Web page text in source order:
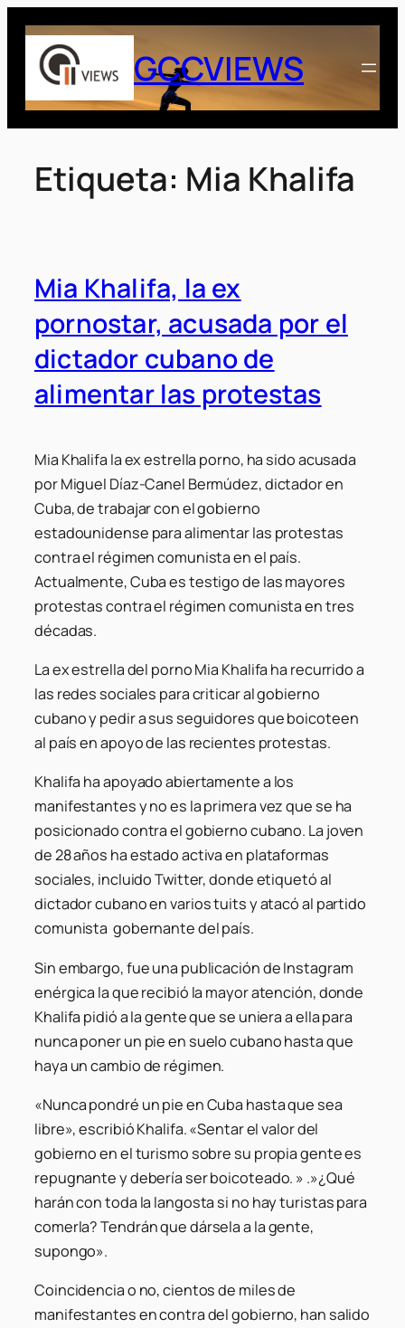
Saltar
contenido
GCCVIEWS
Etiqueta: Mia Khalifa
Mia Khalifa, la ex
pornostar, acusada por el
dictador cubano de
alimentar las protestas
Mia Khalifa la ex estrella porno, ha sido acusada
por Miguel Díaz-Canel Bermúdez, dictador en
Cuba, de trabajar con el gobierno
estadounidense para alimentar las protestas
contra el régimen comunista en el país.
Actualmente, Cuba es testigo de las mayores
protestas contra el régimen comunista en tres
décadas.
La ex estrella del porno Mia Khalifa ha recurrido a
las redes sociales para criticar al gobierno
cubano y pedir a sus seguidores que boicoteen
al país en apoyo de las recientes protestas.
Khalifa ha apoyado abiertamente a los
manifestantes y no es la primera vez que se ha
posicionado contra el gobierno cubano. La joven
de 28 años ha estado activa en plataformas
sociales, incluido Twitter, donde etiquetó al
dictador cubano en varios tuits y atacó al partido
comunista gobernante del país.
Sin embargo, fue una publicación de Instagram
enérgica la que recibió la mayor atención, donde
Khalifa pidió a la gente que se uniera a ella para
nunca poner un pie en suelo cubano hasta que
haya un cambio de régimen.
«Nunca pondré un pie en Cuba hasta que sea
libre», escribió Khalifa. «Sentar el valor del
gobierno en el turismo sobre su propia gente es
repugnante y debería ser boicoteado. » .»¿Qué
harán con toda la langosta si no hay turistas para
comerla? Tendrán que dársela a la gente,
supongo».
Coincidencia o no, cientos de miles de
manifestantes en contra del gobierno, han salido